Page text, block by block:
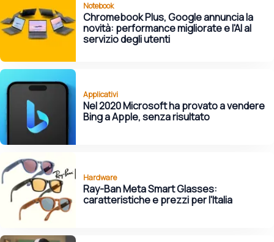
Notebook
Chromebook Plus, Google annuncia la
novità: performance migliorate e l'AI al
servizio degli utenti
Applicativi
Nel 2020 Microsoft ha provato a vendere
Bing a Apple, senza risultato
Hardware
Ray-Ban Meta Smart Glasses:
caratteristiche e prezzi per l'Italia